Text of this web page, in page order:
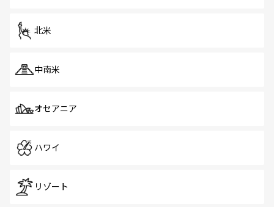
北米
中南米
オセアニア
ハワイ
リゾート